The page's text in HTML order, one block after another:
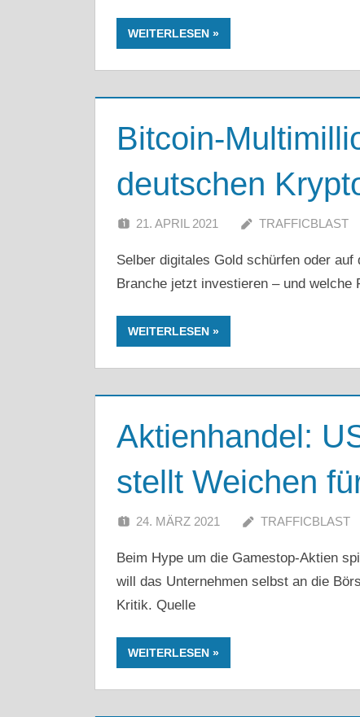
WEITERLESEN
Bitcoin-
deutschen
21. APRIL 2021 TRAFFICBLAST
Selber digitales Gold schürfen oder
Branche jetzt investieren – und
WEITERLESEN
Aktienhandel:
stellt Weichen
24. MÄRZ 2021 TRAFFICBLAST
Beim Hype um die Gamestop-Aktien
will das Unternehmen selbst an die
Kritik. Quelle
WEITERLESEN